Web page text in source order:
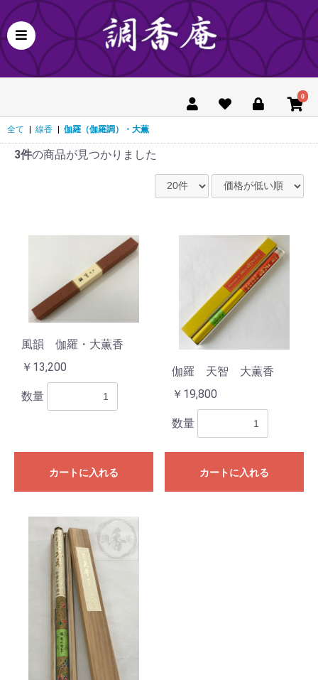
0
全て | 線香 | 伽羅（伽羅調）・大薫
3件の商品が見つかりました
風韻 伽羅・大薫香
￥13,200
数量
カートに入れる
伽羅 天智 大薫香
￥19,800
数量
カートに入れる